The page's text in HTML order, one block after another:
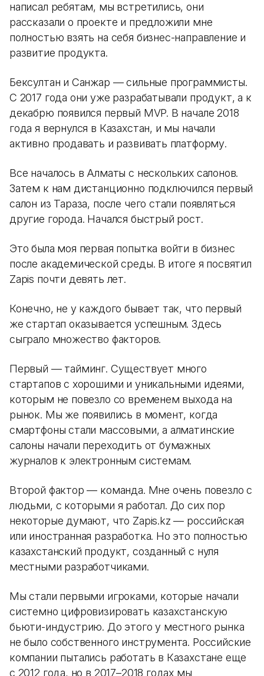
написал ребятам, мы встретились, они
рассказали о проекте и предложили мне
полностью взять на себя бизнес-направление и
развитие продукта.
Бексултан и Санжар — сильные программисты.
С 2017 года они уже разрабатывали продукт, а к
декабрю появился первый MVP. В начале 2018
года я вернулся в Казахстан, и мы начали
активно продавать и развивать платформу.
Все началось в Алматы с нескольких салонов.
Затем к нам дистанционно подключился первый
салон из Тараза, после чего стали появляться
другие города. Начался быстрый рост.
Это была моя первая попытка войти в бизнес
после академической среды. В итоге я посвятил
Zapis почти девять лет.
Конечно, не у каждого бывает так, что первый
же стартап оказывается успешным. Здесь
сыграло множество факторов.
Первый — тайминг. Существует много
стартапов с хорошими и уникальными идеями,
которым не повезло со временем выхода на
рынок. Мы же появились в момент, когда
смартфоны стали массовыми, а алматинские
салоны начали переходить от бумажных
журналов к электронным системам.
Второй фактор — команда. Мне очень повезло с
людьми, с которыми я работал. До сих пор
некоторые думают, что Zapis.kz — российская
или иностранная разработка. Но это полностью
казахстанский продукт, созданный с нуля
местными разработчиками.
Мы стали первыми игроками, которые начали
системно цифровизировать казахстанскую
бьюти-индустрию. До этого у местного рынка
не было собственного инструмента. Российские
компании пытались работать в Казахстане еще
с 2012 года, но в 2017–2018 годах мы